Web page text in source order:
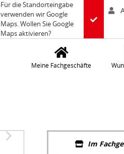
Für die Standorteingabe
verwenden wir Google
Maps. Wollen Sie Google
Maps aktivieren?
Meine Fachgeschäfte
Im